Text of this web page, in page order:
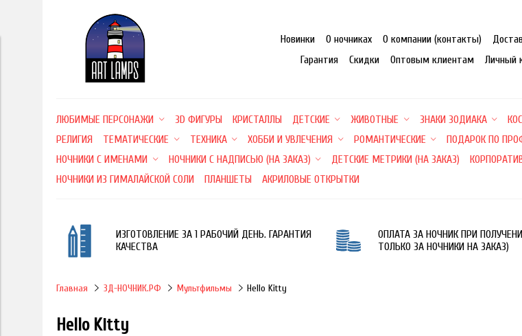
Новинки О ночниках О компании (контакты)
Гарантия
Скидки Оптовым клиентам Личный
ЛЮБИМЫЕ ПЕРСОНАЖИ 3D ФИГУРЫ КРИСТАЛЛЫ ДЕТСКИЕ ЖИВОТНЫЕ ЗНАКИ ЗОДИАКА
РЕЛИГИЯ
ТЕМАТИЧЕСКИЕ ТЕХНИКА ХОББИ И УВЛЕЧЕНИЯ РОМАНТИЧЕСКИЕ ПОДАРОК ПО
НОЧНИКИ С ИМЕНАМИ
НОЧНИКИ С НАДПИСЬЮ (НА ЗАКАЗ) ДЕТСКИЕ МЕТРИКИ (НА ЗАКАЗ)
НОЧНИКИ ИЗ ГИМАЛАЙСКОЙ СОЛИ
ПЛАНШЕТЫ АКРИЛОВЫЕ ОТКРЫТКИ
ИЗГОТОВЛЕНИЕ ЗА 1 РАБОЧИЙ ДЕНЬ. ГАРАНТИЯ
КАЧЕСТВА
ОПЛАТА ЗА НОЧНИК ПРИ
ТОЛЬКО ЗА НОЧНИКИ НА ЗАКАЗ)
Главная 3Д-НОЧНИК.РФ Мультфильмы Hello Kitty
Hello Kitty